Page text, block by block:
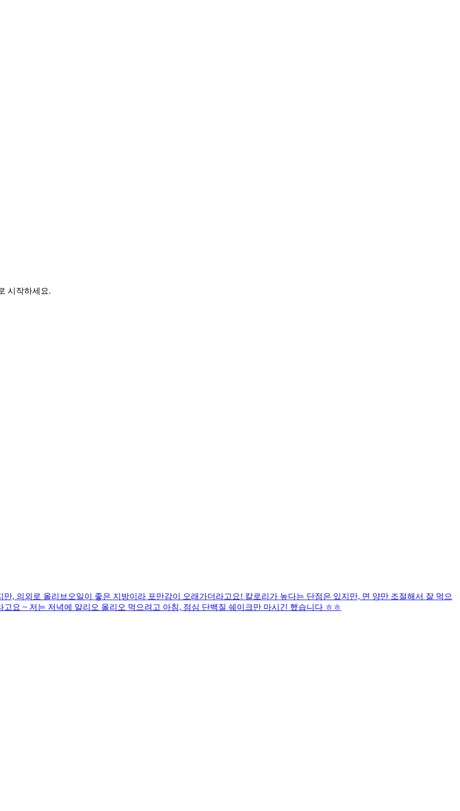
시작하세요.
, 의외로 올리브오일이 좋은 지방이라 포만감이 오래가더라고요! 칼로리가 높다는 단점은 있지만, 면 양만 조절해서 잘 먹으
요 ~ 저는 저녁에 알리오 올리오 먹으려고 아침, 점심 단백질 쉐이크만 마시긴 했습니다 ㅎㅎ